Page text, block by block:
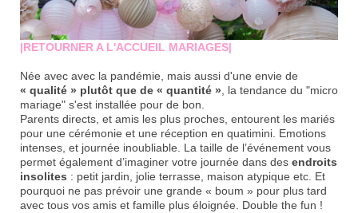
|RETOURNER A L'ACCUEIL MARIAGES|
Née avec avec la pandémie, mais aussi d'une envie de
« qualité » plutôt que de « quantité » , la tendance du "micro
mariage" s'est installée pour de bon.
Parents directs, et amis les plus proches, entourent les mariés
pour une cérémonie et une réception en quatimini. Emotions
intenses, et journée inoubliable. La taille de l’événement vous
permet également d’imaginer votre journée dans des endroits
insolites : petit jardin, jolie terrasse, maison atypique etc. Et
pourquoi ne pas prévoir une grande « boum » pour plus tard
avec tous vos amis et famille plus éloignée. Double the fun !